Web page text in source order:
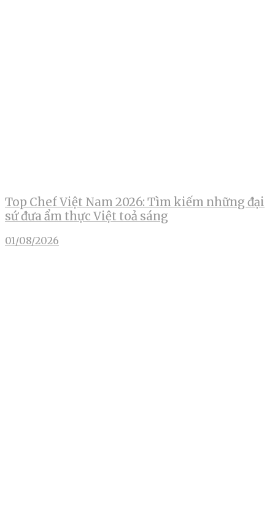
Top Chef Việt Nam 2026: Tìm kiếm những đại
sứ đưa ẩm thực Việt toả sáng
01/08/2026